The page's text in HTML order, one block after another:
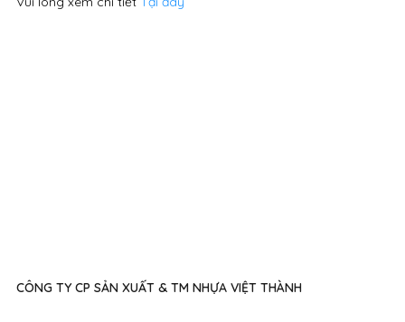
CÔNG TY CP SẢN XUẤT & TM NHỰA VIỆT THÀNH